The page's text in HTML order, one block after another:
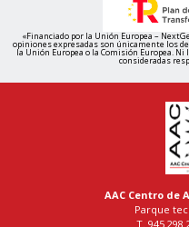
«Financiado por la Unión Europea –
opiniones expresadas son únicamente los
la Unión Europea o la Comisión Europea.
consideradas
AAC Centro de
Parque
T. 945 298